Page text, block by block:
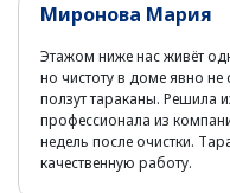
Миронова Мария
Этажом ниже нас живёт
но чистоту в доме явно
ползут тараканы. Решила
профессионала из
недель после очистки.
качественную работу.